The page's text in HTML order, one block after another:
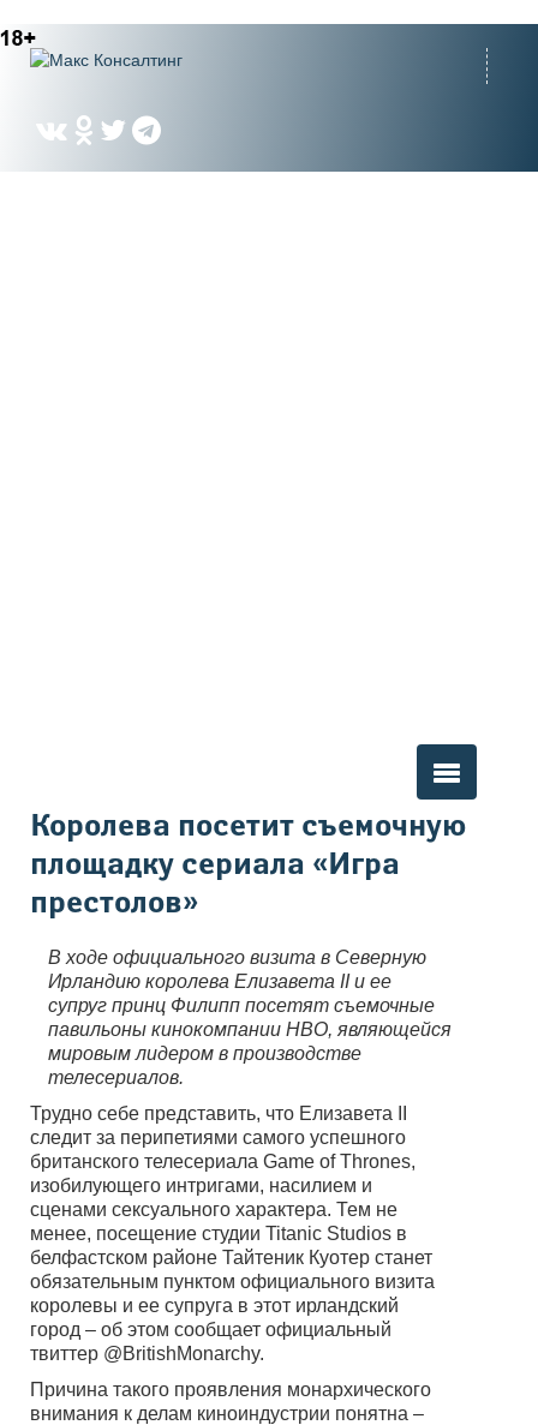
Вы здесь
Королева посетит съемочную
площадку сериала «Игра
престолов»
В ходе официального визита в Северную
Ирландию королева Елизавета II и ее
супруг принц Филипп посетят съемочные
павильоны кинокомпании НВО, являющейся
мировым лидером в производстве
телесериалов.
Трудно себе представить, что Елизавета II
следит за перипетиями самого успешного
британского телесериала Game of Thrones,
изобилующего интригами, насилием и
сценами сексуального характера. Тем не
менее, посещение студии Titanic Studios в
белфастском районе Тайтеник Куотер станет
обязательным пунктом официального визита
королевы и ее супруга в этот ирландский
город – об этом сообщает официальный
твиттер @BritishMonarchy.
Причина такого проявления монархического
внимания к делам киноиндустрии понятна –